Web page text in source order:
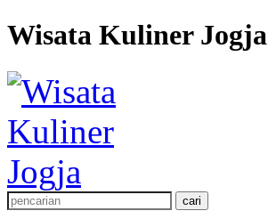
Wisata Kuliner Jogja